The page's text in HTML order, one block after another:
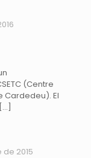
(Centre
Cardedeu). El
[…]
2015